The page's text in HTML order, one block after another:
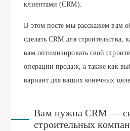
клиентами (CRM).
В этом посте мы расскажем вам
сделать CRM для строительства,
вам оптимизировать свой
операции продаж, а также как
вариант для ваших конечных
Вам нужна CRM —
строительных